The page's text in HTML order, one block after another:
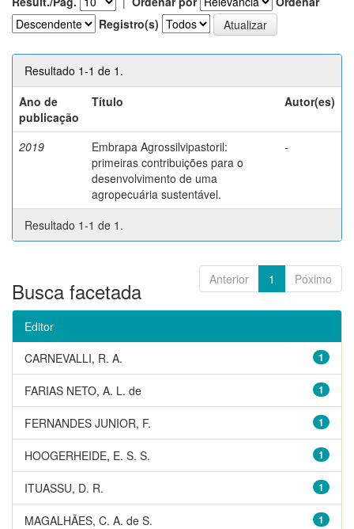
Registro(s)
Resultado 1-1 de 1.
Ano de
publicação
Título Autor(es)
2019
Embrapa Agrossilvipastoril:
primeiras contribuições para o
desenvolvimento de uma
agropecuária sustentável.
-
Resultado 1-1 de 1.
Anterior 1 Póximo
Busca facetada
Editor
1
CARNEVALLI, R. A.
1
FARIAS NETO, A. L. de
1
FERNANDES JUNIOR, F.
1
HOOGERHEIDE, E. S. S.
1
ITUASSU, D. R.
1
MAGALHÃES, C. A. de S.